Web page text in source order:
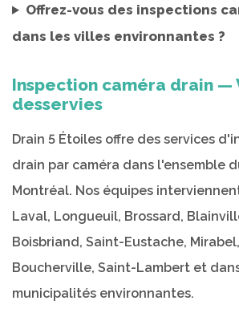
Offrez-vous des inspections
dans les villes environnantes ?
Inspection caméra drain —
desservies
Drain 5 Étoiles offre des services
drain par caméra dans l'ensemble
Montréal. Nos équipes
Laval, Longueuil, Brossard,
Boisbriand, Saint-Eustache,
Boucherville, Saint-Lambert et
municipalités environnantes.